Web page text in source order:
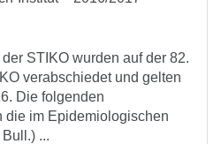
STIKO wurden auf der 82.
verabschiedet und gelten
Die folgenden
die im Epidemiologischen
...